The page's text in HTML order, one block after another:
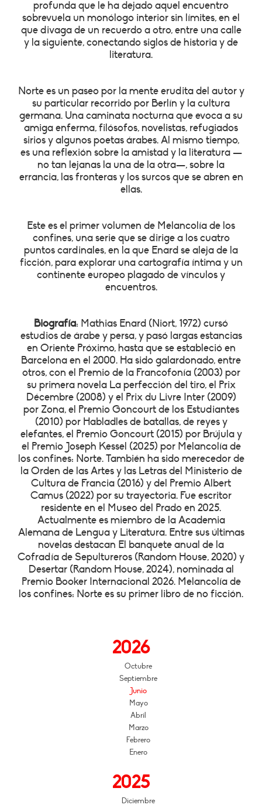
profunda que le ha dejado aquel encuentro
sobrevuela un monólogo interior sin límites, en el
que divaga de un recuerdo a otro, entre una calle
y la siguiente, conectando siglos de historia y de
literatura.
Norte es un paseo por la mente erudita del autor y
su particular recorrido por Berlín y la cultura
germana. Una caminata nocturna que evoca a su
amiga enferma, filósofos, novelistas, refugiados
sirios y algunos poetas árabes. Al mismo tiempo,
es una reflexión sobre la amistad y la literatura —
no tan lejanas la una de la otra—, sobre la
errancia, las fronteras y los surcos que se abren en
ellas.
Este es el primer volumen de Melancolía de los
confines, una serie que se dirige a los cuatro
puntos cardinales, en la que Enard se aleja de la
ficción, para explorar una cartografía íntima y un
continente europeo plagado de vínculos y
encuentros.
Biografía: Mathias Enard (Niort, 1972) cursó
estudios de árabe y persa, y pasó largas estancias
en Oriente Próximo, hasta que se estableció en
Barcelona en el 2000. Ha sido galardonado, entre
otros, con el Premio de la Francofonía (2003) por
su primera novela La perfección del tiro, el Prix
Décembre (2008) y el Prix du Livre Inter (2009)
por Zona, el Premio Goncourt de los Estudiantes
(2010) por Habladles de batallas, de reyes y
elefantes, el Premio Goncourt (2015) por Brújula y
el Premio Joseph Kessel (2025) por Melancolía de
los confines: Norte. También ha sido merecedor de
la Orden de las Artes y las Letras del Ministerio de
Cultura de Francia (2016) y del Premio Albert
Camus (2022) por su trayectoria. Fue escritor
residente en el Museo del Prado en 2025.
Actualmente es miembro de la Academia
Alemana de Lengua y Literatura. Entre sus últimas
novelas destacan El banquete anual de la
Cofradía de Sepultureros (Random House, 2020) y
Desertar (Random House, 2024), nominada al
Premio Booker Internacional 2026. Melancolía de
los confines: Norte es su primer libro de no ficción.
2026
Octubre
Septiembre
Junio
Mayo
Abril
Marzo
Febrero
Enero
2025
Diciembre